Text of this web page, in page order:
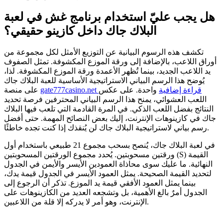
هل يجب عليّ استخدام برنامج غش في لعبة
البلاك جاك داخل كازينو حقيقي؟
تكشف هذه الرسوم البيانية عن التوزيع الأمثل لكل مجموعة من
أوراق اللاعب، بالإضافة إلى ورقة الموزع المكشوفة. تمثل الصفوف
يد اللاعب الجديد، بينما تُظهر الأعمدة ورقة الموزع المكشوفة. لذا،
يُوضح هذا الرسم البياني الاستراتيجية الأساسية للعبة البلاك جاك
gate777casino.net قراءة إضافية واحدة. على عكس
اللعب العشوائي، يمنح هذا الرسم البياني المحترفين فرصة تحديد
النتائج بفضل اللعب الذكي. في المرة القادمة التي تلعب فيها البلاك
جاك في كازينوهات الإنترنت، إليك بعض النصائح المهمة. حتى أفضل
رسم بياني لاستراتيجية البلاك جاك لن يُنقذك إذا كنت تجده خاطئًا.
في لعبة البلاك جاك، يُنصح بسحب مجموع 21 طبيعي باستخدام أول
ورقتين مسحوبتين. يُحدد مجموع الورقتين المسحوبتين (S) القيمة
النهائية. ما عليك سوى محاذاة العمودين الأيسر والأيمن في الجدول
لتحديد القيمة الصحيحة. يمثل العمود الأيسر في الجدول قيمة يدك،
بينما يمثل العمود الأفقي قيمة يد الموزع. تذكر أن الرجوع إلى
الجدول أمرٌ بالغ الأهمية، بل وتشجعه العديد من الكازينوهات على
الإنترنت، وهو أمر لا يدركه إلا قلة من اللاعبين.